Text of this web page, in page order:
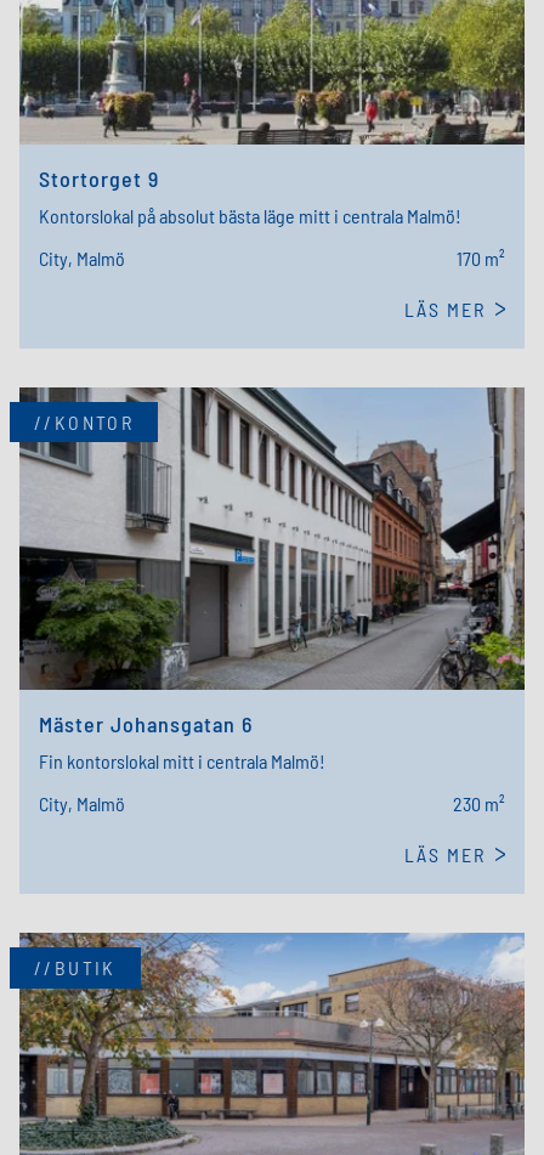
Stortorget 9
Kontorslokal på absolut bästa läge mitt i centrala Malmö!
City, Malmö
170 m²
LÄS MER
//KONTOR
Mäster Johansgatan 6
Fin kontorslokal mitt i centrala Malmö!
City, Malmö
230 m²
LÄS MER
//BUTIK